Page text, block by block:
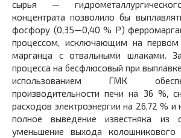
сырья —
концентрата позволило бы
фосфору (0,35—0,40 % P)
процессом, исключающим на первом
марганца с отвальными шлаками.
процесса на бесфлюсовый при
использованием ГМК
производительности печи на 36 %,
расходов электроэнергии на 26,72 %
полное выведение известняка из
уменьшение выхода